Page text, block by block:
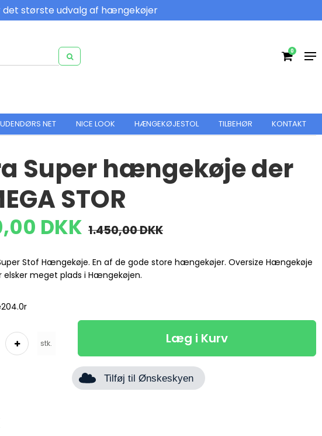
største udvalg af hængekøjer
0
UDENDØRS NET NICE LOOK HÆNGEKØJESTOL TILBEHØR KONTAKT
Super hængekøje der
STOR
DKK 1.450,00 DKK
Stof Hængekøje. En af de gode store hængekøjer. Oversize Hængekøje
elsker meget plads i Hængekøjen.
stk. Læg i Kurv
Tilføj til Ønskeskyen